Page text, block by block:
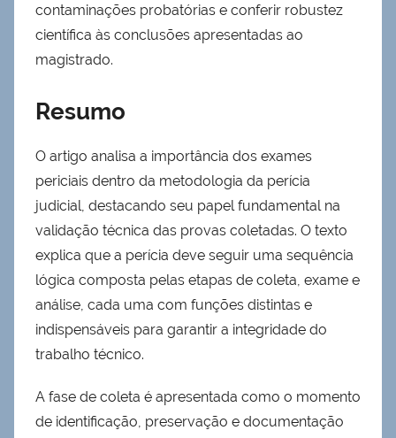
contaminações probatórias e conferir robustez
científica às conclusões apresentadas ao
magistrado.
Resumo
O artigo analisa a importância dos exames
periciais dentro da metodologia da perícia
judicial, destacando seu papel fundamental na
validação técnica das provas coletadas. O texto
explica que a perícia deve seguir uma sequência
lógica composta pelas etapas de coleta, exame e
análise, cada uma com funções distintas e
indispensáveis para garantir a integridade do
trabalho técnico.
A fase de coleta é apresentada como o momento
de identificação, preservação e documentação